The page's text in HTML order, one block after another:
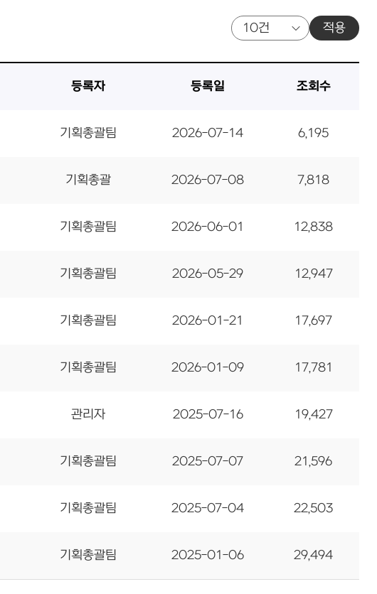
적용
등록자 등록일 조회수
기획총괄팀 2026-07-14 6,195
기획총괄 2026-07-08 7,818
기획총괄팀 2026-06-01 12,838
기획총괄팀 2026-05-29 12,947
기획총괄팀 2026-01-21 17,697
기획총괄팀 2026-01-09 17,781
관리자 2025-07-16 19,427
기획총괄팀 2025-07-07 21,596
기획총괄팀 2025-07-04 22,503
기획총괄팀 2025-01-06 29,494